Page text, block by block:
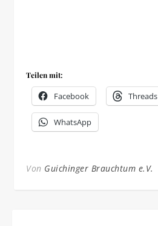
Teilen mit:
Facebook Threads
WhatsApp
Von Guichinger Brauchtum e.V.